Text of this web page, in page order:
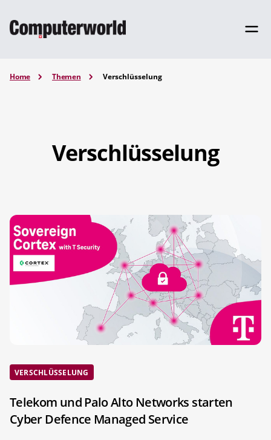
Home Themen Verschlüsselung
Verschlüsselung
VERSCHLÜSSELUNG
Telekom und Palo Alto Networks starten
Cyber Defence Managed Service